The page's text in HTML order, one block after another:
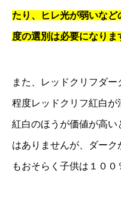
たり、ヒレ光が弱いな
度の選別は必要になりま
また、レッドクリフダ
程度レッドクリフ紅白が
紅白のほうが価値が高
はありませんが、ダー
もおそらく子供は１００